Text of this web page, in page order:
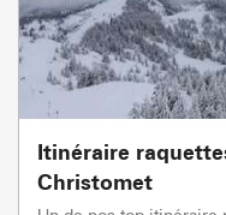
Itinéraire
Christomet